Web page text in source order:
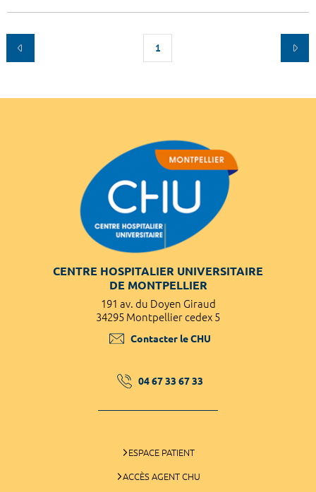
1
CENTRE HOSPITALIER UNIVERSITAIRE
DE MONTPELLIER
191 av. du Doyen Giraud
34295 Montpellier cedex 5
Contacter le CHU
04 67 33 67 33
ESPACE PATIENT
ACCÈS AGENT CHU